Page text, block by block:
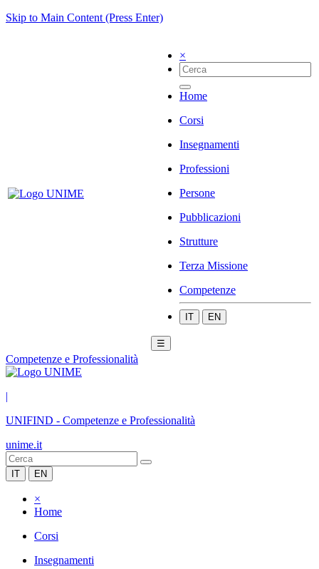
Skip to Main Content (Press Enter)
×
Home
Corsi
Insegnamenti
Professioni
Persone
Pubblicazioni
Strutture
Terza Missione
Competenze
IT EN
☰
Competenze e Professionalità
|
UNIFIND - Competenze e Professionalità
unime.it
IT EN
×
Home
Corsi
Insegnamenti